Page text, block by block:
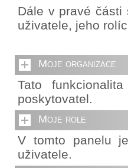
Dále v pravé části
uživatele, jeho
Moje organizace
Tato
poskytovatel.
Moje role
V tomto panelu
uživatele.